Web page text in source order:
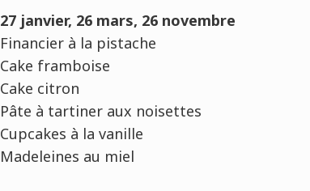
27 janvier, 26 mars, 26 novembre
Financier à la pistache
Cake framboise
Cake citron
Pâte à tartiner aux noisettes
Cupcakes à la vanille
Madeleines au miel